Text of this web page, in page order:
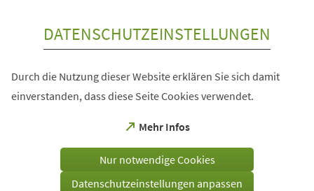
DATENSCHUTZEINSTELLUNGEN
Durch die Nutzung dieser Website erklären Sie sich damit
einverstanden, dass diese Seite Cookies verwendet.
Mehr Infos
(Öffnet
einem
Tab)
Nur notwendige Cookies
Datenschutzeinstellungen anpassen